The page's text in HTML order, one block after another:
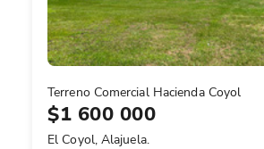
Terreno Comercial Hacienda Coyol
$1 600 000
El Coyol, Alajuela.